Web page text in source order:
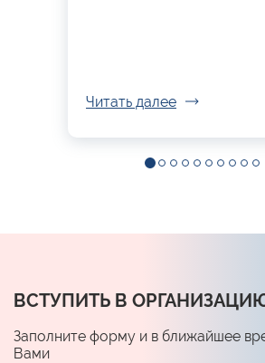
Читать далее
ВСТУПИТЬ В
Заполните форму и в ближайшее
Вами